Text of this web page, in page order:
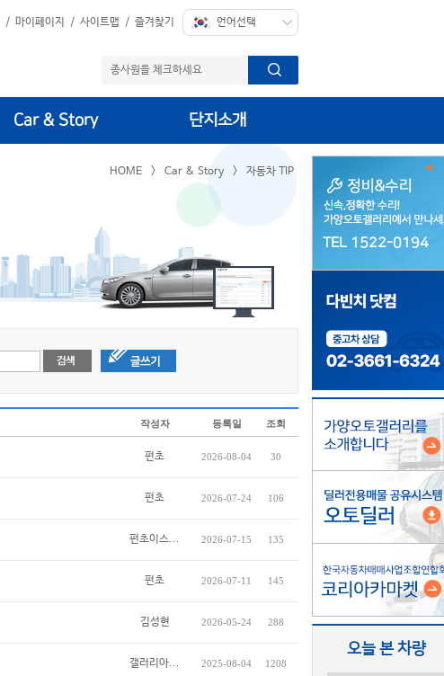
/ 마이페이지 / 사이트맵 / 즐겨찾기
Car & Story 단지소개
HOME > Car & Story > 자동차 TIP
작성자 등록일 조회
펀초 2026-08-04 30
펀초 2026-07-24 106
펀초이스... 2026-07-15 135
펀초 2026-07-11 145
김성현 2026-05-24 288
갤러리아... 2025-08-04 1208
TEL 1522-0194
오늘 본 차량